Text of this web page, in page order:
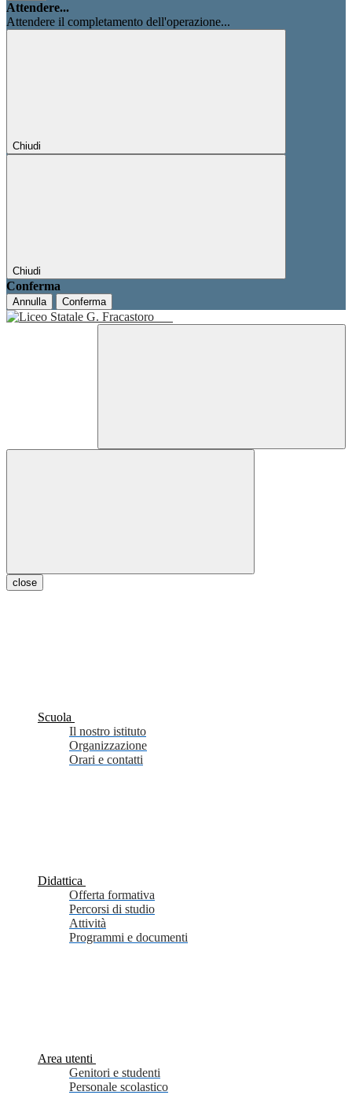
Attendere...
Attendere il completamento dell'operazione...
Chiudi
Chiudi
Conferma
Annulla Conferma
close
Scuola
Il nostro istituto
Organizzazione
Orari e contatti
Didattica
Offerta formativa
Percorsi di studio
Attività
Programmi e documenti
Area utenti
Genitori e studenti
Personale scolastico